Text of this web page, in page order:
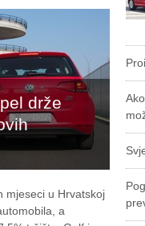
drže
mjeseci u Hrvatskoj
a